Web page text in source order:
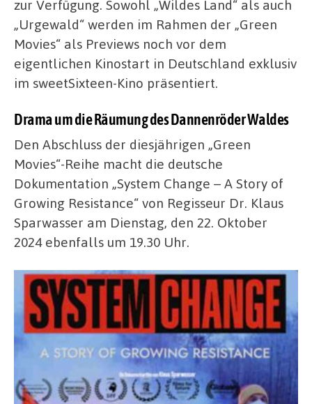
zur Verfügung. Sowohl „Wildes Land“ als auch
„Urgewald“ werden im Rahmen der „Green
Movies“ als Previews noch vor dem
eigentlichen Kinostart in Deutschland exklusiv
im sweetSixteen-Kino präsentiert.
Drama um die Räumung des Dannenröder Waldes
Den Abschluss der diesjährigen „Green
Movies“-Reihe macht die deutsche
Dokumentation „System Change – A Story of
Growing Resistance“ von Regisseur Dr. Klaus
Sparwasser am Dienstag, den 22. Oktober
2024 ebenfalls um 19.30 Uhr.